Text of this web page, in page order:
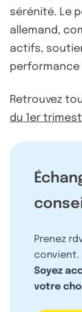
sérénité. Le
allemand,
actifs,
performance
Retrouvez
du 1er
Prenez
convient.
Soyez
votre